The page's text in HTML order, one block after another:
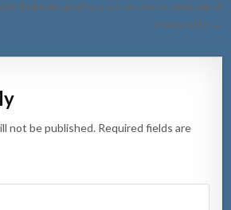
bebedo un lift pa su cas den e vehiculo di
transporte →
not be published. Required fields are